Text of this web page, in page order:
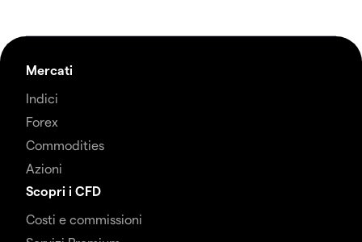
Mercati
Indici
Forex
Commodities
Azioni
Scopri i CFD
Costi e commissioni